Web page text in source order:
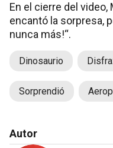
En el cierre del video,
encantó la sorpresa,
nunca más!“.
Dinosaurio
Sorprendió
Autor